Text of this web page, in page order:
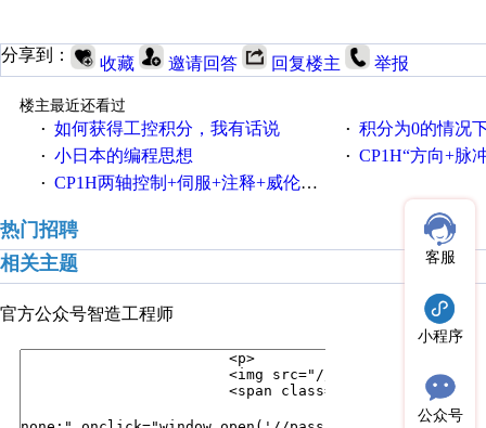
分享到： 收藏 邀请回答 回复楼主 举报
楼主最近还看过
· 如何获得工控积分，我有话说 · 积分为0的情况
· 小日本的编程思想 · CP1H“方向+脉
· CP1H两轴控制+伺服+注释+威伦触屏
热门招聘
相关主题
官方公众号智造工程师
客服
小程序
公众号